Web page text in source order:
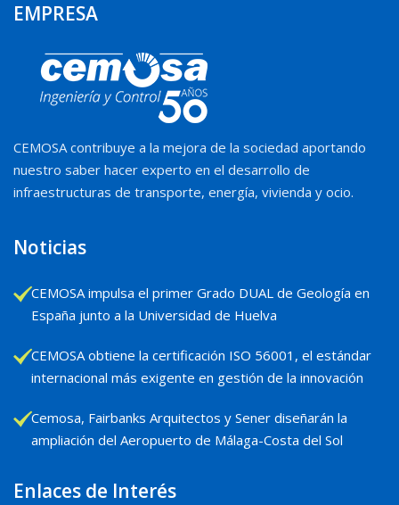
EMPRESA
CEMOSA contribuye a la mejora de la sociedad aportando
nuestro saber hacer experto en el desarrollo de
infraestructuras de transporte, energía, vivienda y ocio.
Noticias
CEMOSA impulsa el primer Grado DUAL de Geología en
España junto a la Universidad de Huelva
CEMOSA obtiene la certificación ISO 56001, el estándar
internacional más exigente en gestión de la innovación
Cemosa, Fairbanks Arquitectos y Sener diseñarán la
ampliación del Aeropuerto de Málaga-Costa del Sol
Enlaces de Interés